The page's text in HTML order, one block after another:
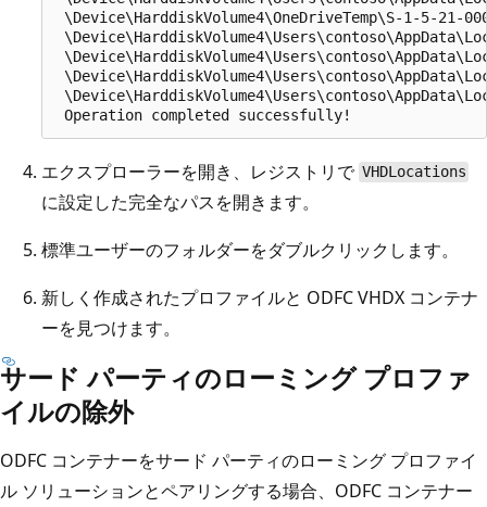
\Device\HarddiskVolume4\OneDriveTemp\S-1-5-21-
エクスプローラーを開き、レジストリで VHDLocations
に設定した完全なパスを開きます。
標準ユーザーのフォルダーをダブルクリックします。
新しく作成されたプロファイルと ODFC VHDX コンテナ
ーを見つけます。
サード パーティのローミング プロファ
イルの除外
ODFC コンテナーをサード パーティのローミング プロファイ
ル ソリューションとペアリングする場合、ODFC コンテナー